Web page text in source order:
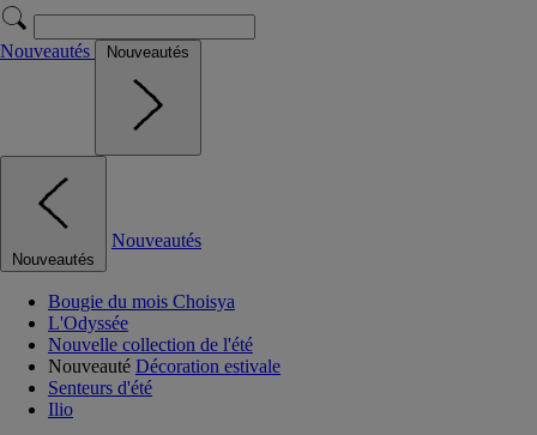
Nouveautés Nouveautés
Nouveautés
Nouveautés
Bougie du mois Choisya
L'Odyssée
Nouvelle collection de l'été
Nouveauté Décoration estivale
Senteurs d'été
Ilio